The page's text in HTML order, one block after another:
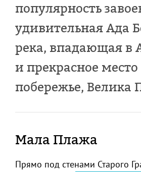
популярность
удивительная Ада
река, впадающая в
и прекрасное
побережье, Велика
Мала Плажа
Прямо под стенами Старого